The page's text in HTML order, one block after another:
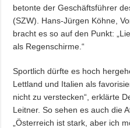
betonte der Geschäftsführer
(SZW). Hans-Jürgen Köhne,
bracht es so auf den Punkt:
als Regenschirme.“
Sportlich dürfte es hoch
Lettland und Italien als
nicht zu verstecken“, erklärte
Leitner. So sehen es auch die
„Österreich ist stark, aber ich